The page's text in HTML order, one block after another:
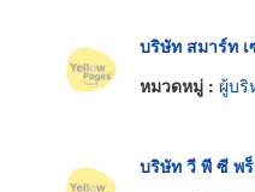
บริษัท สมาร์ท
หมวดหมู่ : ผู้บ
บริษัท วี พี ซี พ